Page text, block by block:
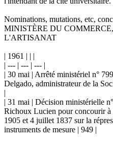
Nominations, mutations, etc,
MINISTÈRE DU
L'ARTISANAT
| 1961 | | |
| --- | --- | --- |
| 30 mai | Arrêté ministériel n°
Delgado, administrateur de la
|
| 31 mai | Décision ministérielle
Richoux Lucien pour concourir à
1905 et 4 juillet 1837 sur la
instruments de mesure | 949 |